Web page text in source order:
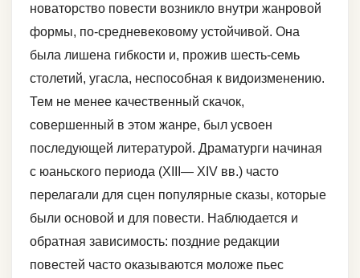
новаторство повести возникло внутри жанровой
формы, по-средневековому устойчивой. Она
была лишена гибкости и, прожив шесть-семь
столетий, угасла, неспособная к видоизменению.
Тем не менее качественный скачок,
совершенный в этом жанре, был усвоен
последующей литературой. Драматурги начиная
с юаньского периода (XIII— XIV вв.) часто
перелагали для сцен популярные сказы, которые
были основой и для повести. Наблюдается и
обратная зависимость: поздние редакции
повестей часто оказываются моложе пьес